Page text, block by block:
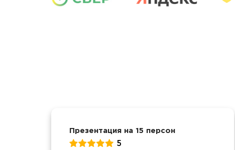
Презентация на 15 персон
5